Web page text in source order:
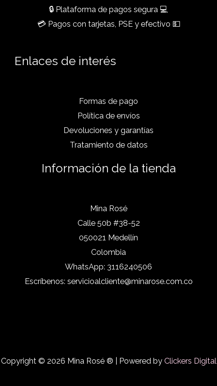
🔒 Plataforma de pagos segura 💻
💳 Pagos con tarjetas, PSE y efectivo 💵
Enlaces de interés
Formas de pago
Política de envíos
Devoluciones y garantías
Tratamiento de datos
Información de la tienda
Mina Rosé
Calle 50b #38-52
050021 Medellín
Colombia
WhatsApp: 3116240506
Escríbenos: servicioalcliente@minarose.com.co
Copyright © 2026 Mina Rosé ® | Powered by Clickers Digital